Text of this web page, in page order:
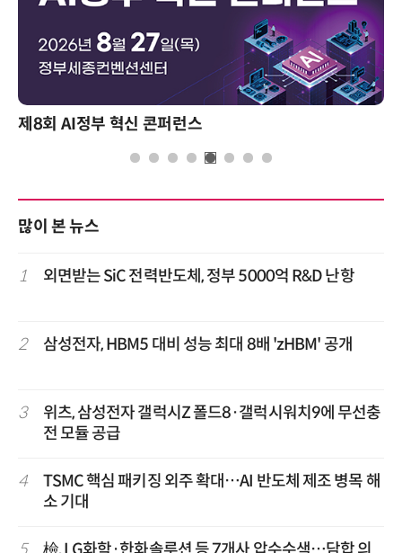
제8회 AI정부 혁신 콘퍼런스
많이 본 뉴스
1 외면받는 SiC 전력반도체, 정부 5000억 R&D 난항
2 삼성전자, HBM5 대비 성능 최대 8배 'zHBM' 공개
3
위츠, 삼성전자 갤럭시Z 폴드8·갤럭시워치9에 무선충
전 모듈 공급
4
TSMC 핵심 패키징 외주 확대…AI 반도체 제조 병목 해
소 기대